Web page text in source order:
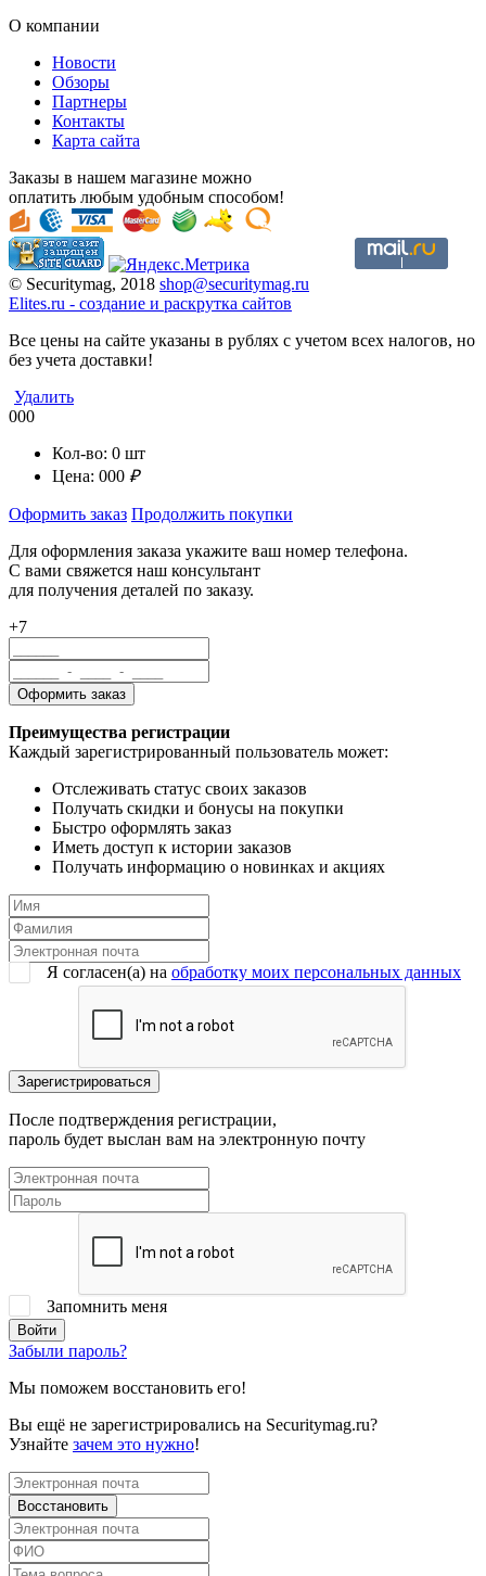
О компании
Новости
Обзоры
Партнеры
Контакты
Карта сайта
Заказы в нашем магазине можно
оплатить любым удобным способом!
© Securitymag, 2018 shop@securitymag.ru
Elites.ru - cоздание и раскрутка сайтов
Все цены на сайте указаны в рублях с учетом всех налогов, но
без учета доставки!
Удалить
000
Кол-во: 0 шт
Цена: 000 ₽
Оформить заказ Продолжить покупки
Для оформления заказа укажите ваш номер телефона.
С вами свяжется наш консультант
для получения деталей по заказу.
+7
Преимущества регистрации
Каждый зарегистрированный пользователь может:
Отслеживать статус своих заказов
Получать скидки и бонусы на покупки
Быстро оформлять заказ
Иметь доступ к истории заказов
Получать информацию о новинках и акциях
Я согласен(a) на обработку моих персональных данных
После подтверждения регистрации,
пароль будет выслан вам на электронную почту
Запомнить меня
Забыли пароль?
Мы поможем восстановить его!
Вы ещё не зарегистрировались на Securitymag.ru?
Узнайте зачем это нужно!